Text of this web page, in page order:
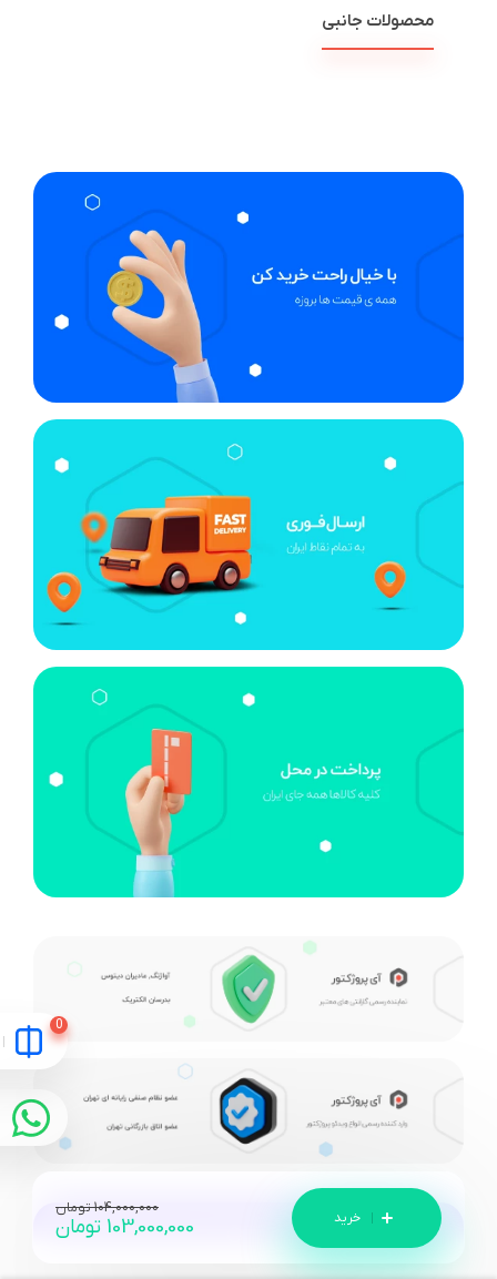
محصولات جانبی
104,000,000تومان
103,000,000 تومان